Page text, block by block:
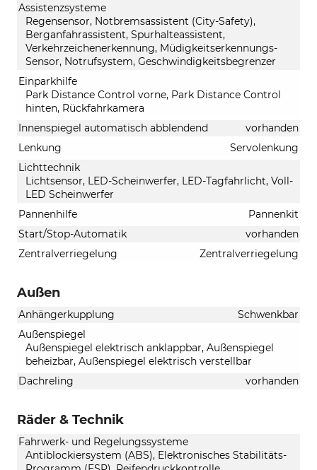
Assistenzsysteme
Regensensor, Notbremsassistent (City-Safety),
Berganfahrassistent, Spurhalteassistent,
Verkehrzeichenerkennung, Müdigkeitserkennungs-
Sensor, Notrufsystem, Geschwindigkeitsbegrenzer
Einparkhilfe
Park Distance Control vorne, Park Distance Control
hinten, Rückfahrkamera
Innenspiegel automatisch abblendend
vorhanden
Lenkung
Servolenkung
Lichttechnik
Lichtsensor, LED-Scheinwerfer, LED-Tagfahrlicht, Voll-
LED Scheinwerfer
Pannenhilfe
Pannenkit
Start/Stop-Automatik
vorhanden
Zentralverriegelung
Zentralverriegelung
Außen
Anhängerkupplung
Schwenkbar
Außenspiegel
Außenspiegel elektrisch anklappbar, Außenspiegel
beheizbar, Außenspiegel elektrisch verstellbar
Dachreling
vorhanden
Räder & Technik
Fahrwerk- und Regelungssysteme
Antiblockiersystem (ABS), Elektronisches Stabilitäts-